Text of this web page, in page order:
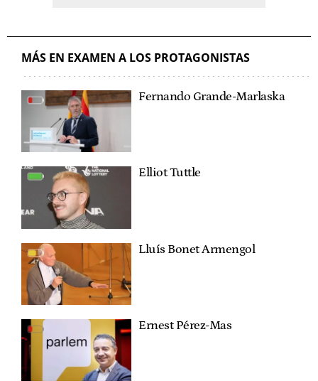
MÁS EN EXAMEN A LOS PROTAGONISTAS
Fernando Grande-Marlaska
Elliot Tuttle
Lluís Bonet Armengol
Ernest Pérez-Mas